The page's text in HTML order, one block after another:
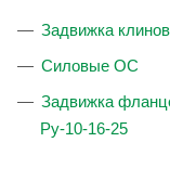
Задвижка
Силовые ОС
Задвижка
Ру-10-16-25